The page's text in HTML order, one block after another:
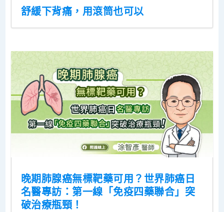
舒緩下背痛，用滾筒也可以
晚期肺腺癌無標靶藥可用？世界肺癌日
名醫專訪：第一線「免疫四藥聯合」突
破治療瓶頸！